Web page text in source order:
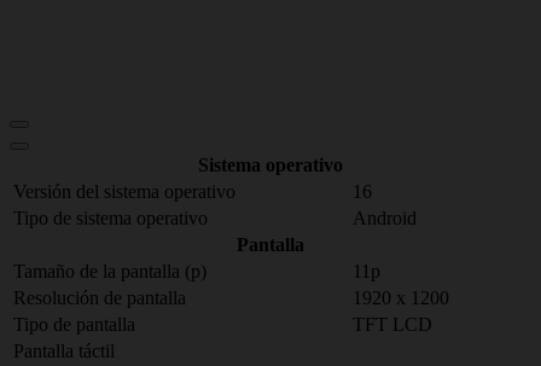
Sistema operativo
Versión del sistema operativo
16
Tipo de sistema operativo
Android
Pantalla
Tamaño de la pantalla (p)
11p
Resolución de pantalla
1920 x 1200
Tipo de pantalla
TFT LCD
Pantalla táctil